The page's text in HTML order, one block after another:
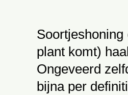
plant komt)
Ongeveerd
bijna per